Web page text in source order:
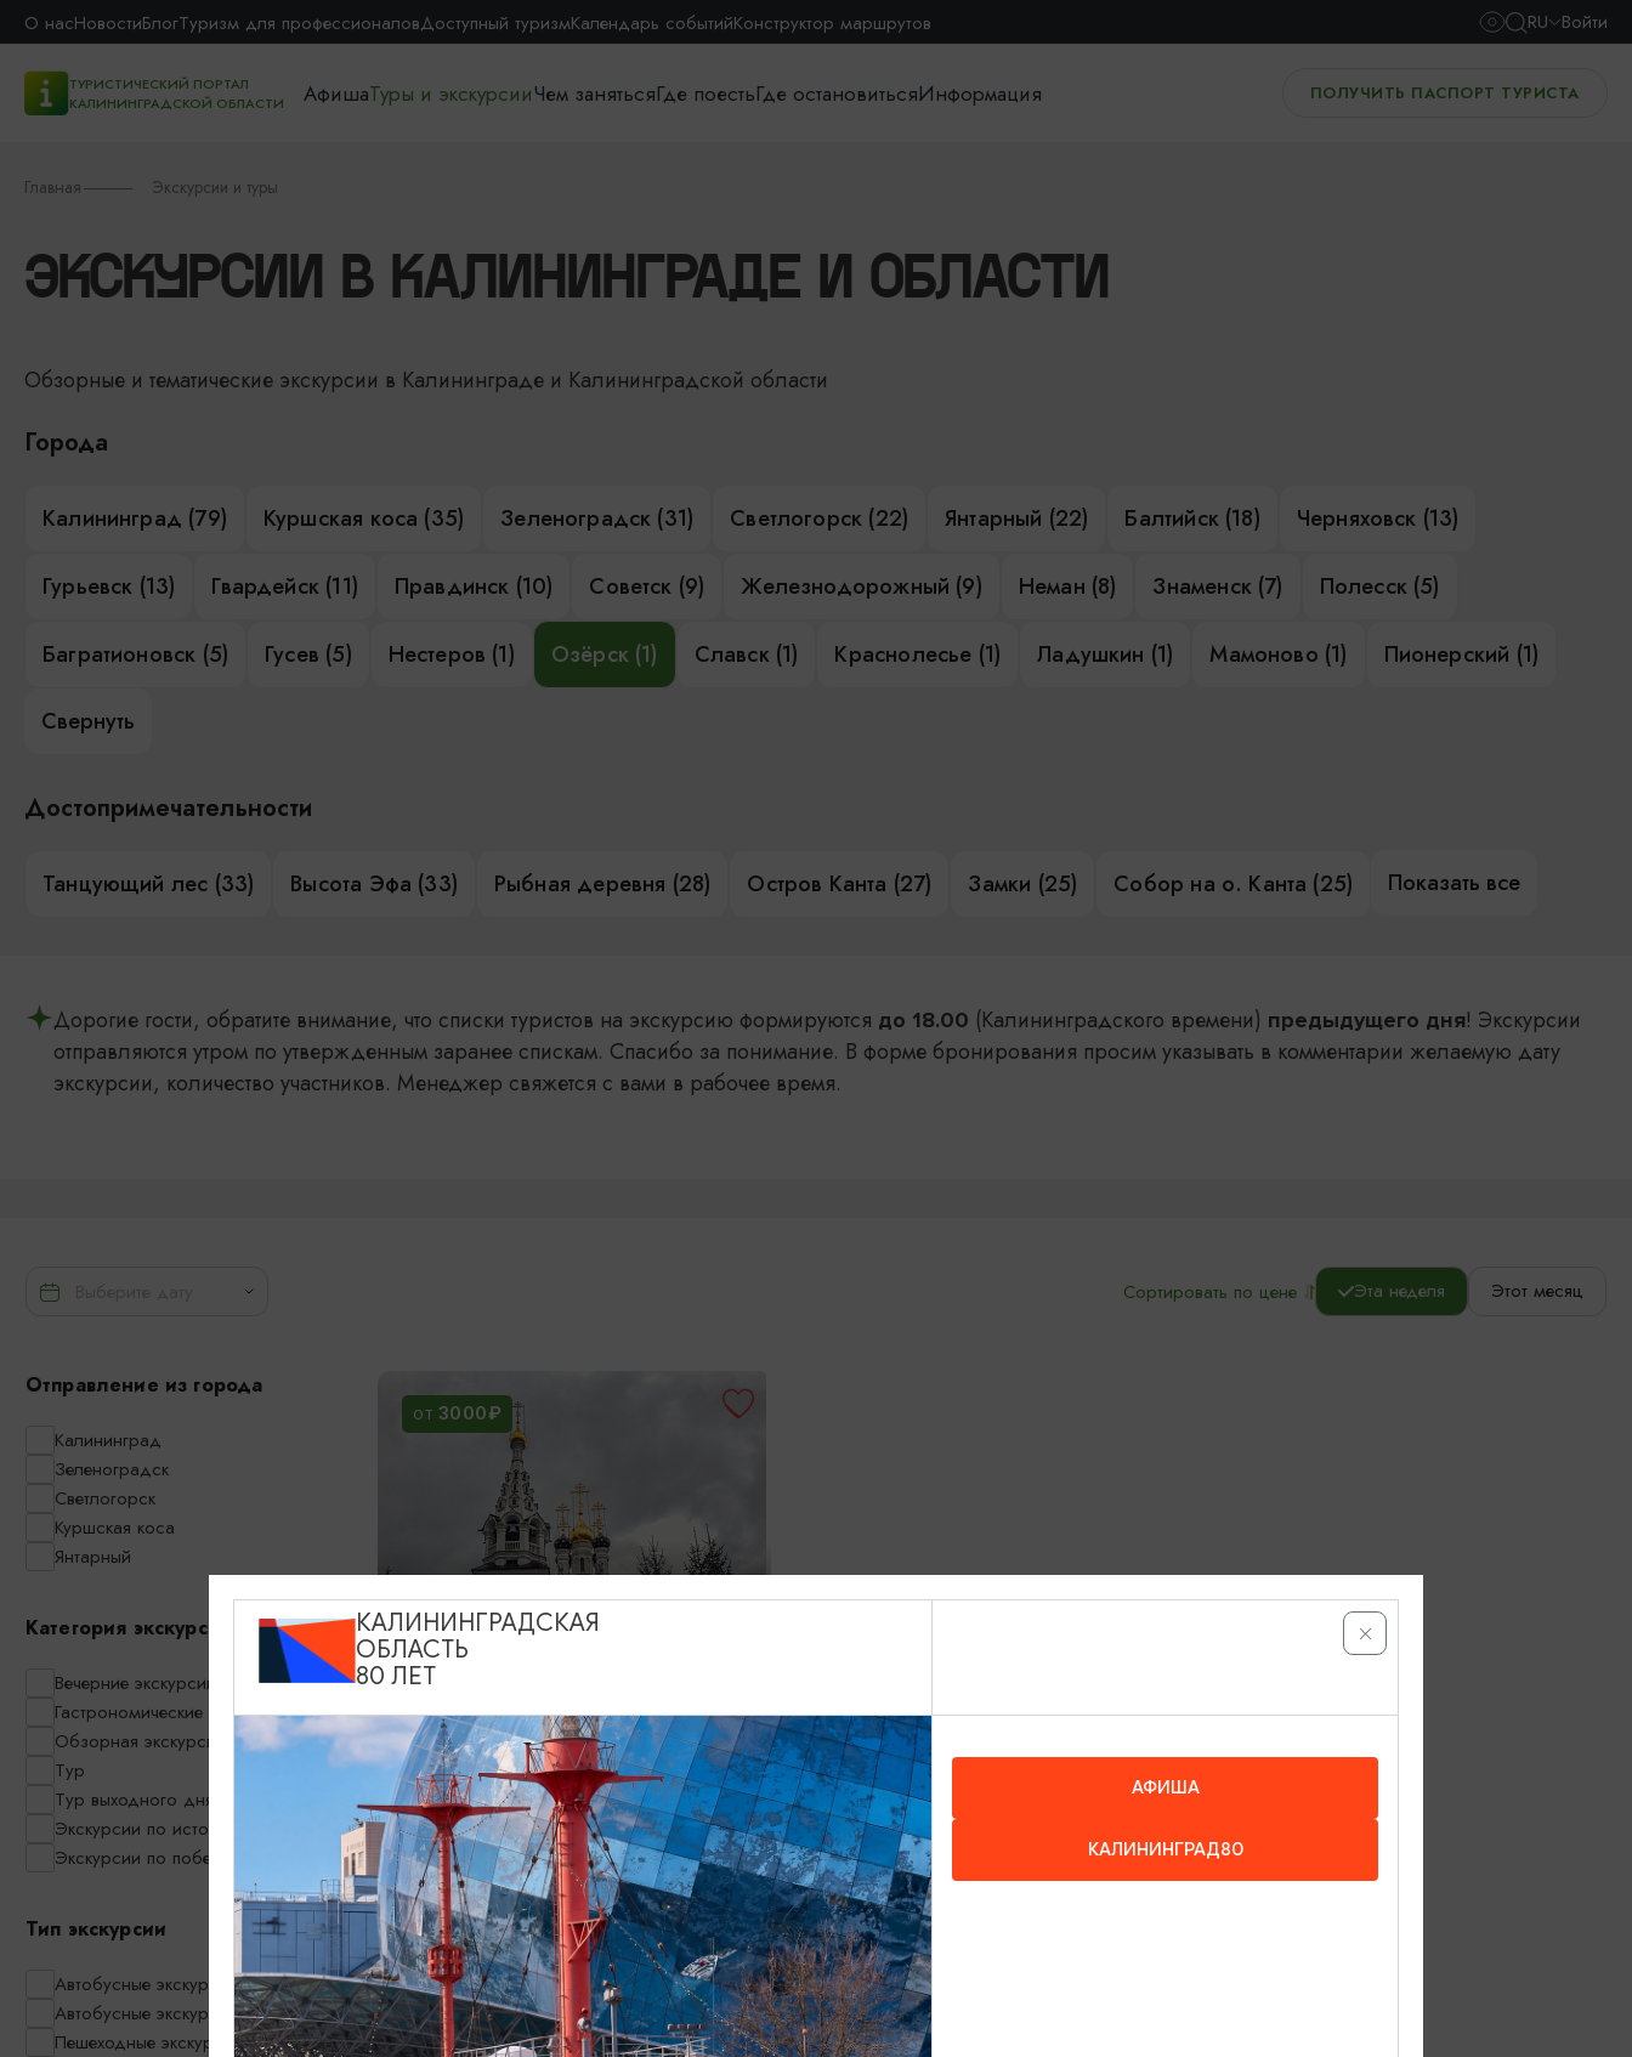
О насНовостиБлогТуризм для профессионаловДоступный туризмКалендарь событийКонструктор маршрутов RU Войти
ТУРИСТИЧЕСКИЙ ПОРТАЛ
КАЛИНИНГРАДСКОЙ ОБЛАСТИ
АфишаТуры и экскурсииЧем занятьсяГде поестьГде остановитьсяИнформация ПОЛУЧИТЬ ПАСПОРТ ТУРИСТА
Главная Экскурсии и туры
ЭКСКУРСИИ В КАЛИНИНГРАДЕ И ОБЛАСТИ
Обзорные и тематические экскурсии в Калининграде и Калининградской области
Города
Калининград (79) Куршская коса (35) Зеленоградск (31) Светлогорск (22) Янтарный (22) Балтийск (18) Черняховск (13)
Гурьевск (13) Гвардейск (11) Правдинск (10) Советск (9) Железнодорожный (9) Неман (8) Знаменск (7) Полесск (5)
Багратионовск (5) Гусев (5) Нестеров (1) Озёрск (1) Славск (1) Краснолесье (1) Ладушкин (1) Мамоново (1) Пионерский (1)
Свернуть
Достопримечательности
Танцующий лес (33) Высота Эфа (33) Рыбная деревня (28) Остров Канта (27) Замки (25) Собор на о. Канта (25) Показать все
Дорогие гости, обратите внимание, что списки туристов на экскурсию формируются до 18.00 (Калининградского времени) предыдущего дня! Экскурсии
отправляются утром по утвержденным заранее спискам. Спасибо за понимание. В форме бронирования просим указывать в комментарии желаемую дату
экскурсии, количество участников. Менеджер свяжется с вами в рабочее время.
Сортировать по цене Эта неделя Этот месяц
Отправление из города
Калининград
Зеленоградск
Светлогорск
Куршская коса
Янтарный
Категория экскурсии
Вечерние экскурсии
Гастрономические экскурсии
Обзорная экскурсия по Калининграду
Тур
Тур выходного дня
Экскурсии по историческим местам
Экскурсии по побережью
Тип экскурсии
Автобусные экскурсии
Автобусные экскурсии в мини-группах
Пешеходные экскурсии
ОТ 3000₽
Война и мир: 5 городов за
один день
09:00
КАЛИНИНГРАДСКАЯ
ОБЛАСТЬ
80 ЛЕТ
АФИША
КАЛИНИНГРАД80